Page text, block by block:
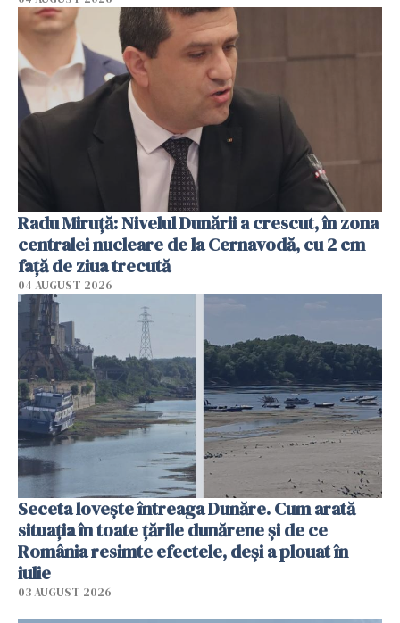
Radu Miruţă: Nivelul Dunării a crescut, în zona
centralei nucleare de la Cernavodă, cu 2 cm
faţă de ziua trecută
04 AUGUST 2026
Seceta lovește întreaga Dunăre. Cum arată
situația în toate țările dunărene și de ce
România resimte efectele, deși a plouat în
iulie
03 AUGUST 2026